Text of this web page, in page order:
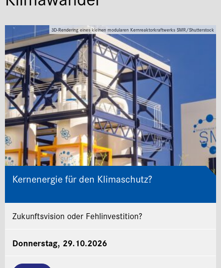
3D-Rendering eines kleinen modularen Kernreaktorkraftwerks SMR/Shutterstock
Kernenergie für den Klimaschutz?
Zukunftsvision oder Fehlinvestition?
Donnerstag, 29.10.2026